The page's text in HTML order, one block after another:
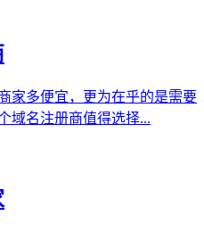
家多便宜，更为在乎的是需要
域名注册商值得选择...